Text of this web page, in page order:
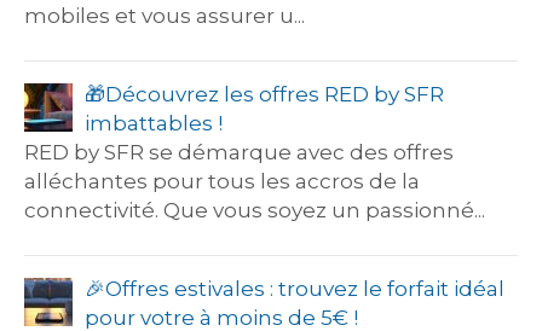
mobiles et vous assurer u...
🎁​Découvrez les offres RED by SFR
imbattables !
RED by SFR se démarque avec des offres
alléchantes pour tous les accros de la
connectivité. Que vous soyez un passionné...
🎉​Offres estivales : trouvez le forfait idéal
pour votre à moins de 5€ !